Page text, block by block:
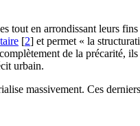
tout en arrondissant leurs
[2] et permet « la
de la précarité,
urbain.
massivement. Ces